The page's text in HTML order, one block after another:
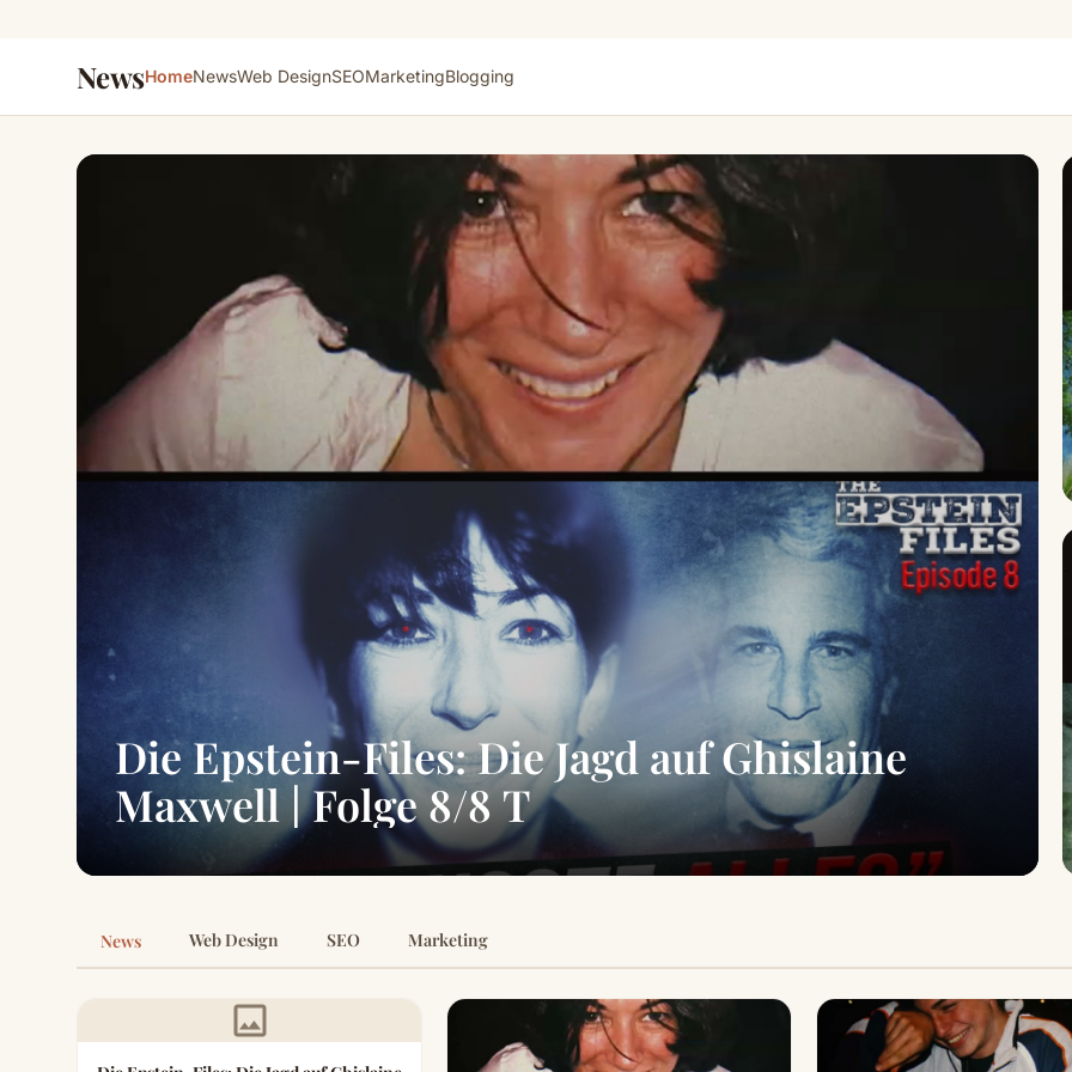
NewsHomeNewsWeb DesignSEOMarketingBlogging
Die Epstein-Files: Die Jagd auf Ghislaine
Maxwell | Folge 8/8 T
News Web Design SEO Marketing
image